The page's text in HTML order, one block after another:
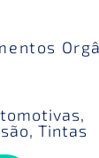
,
, Tintas